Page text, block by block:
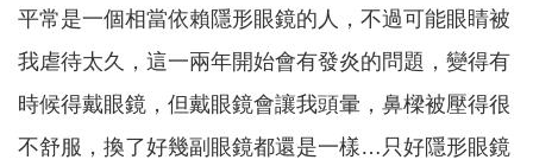
平常是一個相當依賴隱形眼鏡的人，不過可能眼睛被
我虐待太久，這一兩年開始會有發炎的問題，變得有
時候得戴眼鏡，但戴眼鏡會讓我頭暈，鼻樑被壓得很
不舒服，換了好幾副眼鏡都還是一樣…只好隱形眼鏡